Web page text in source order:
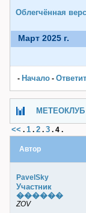
Облегчённая
Март 2025 г.
- Начало -
МЕТЕОКЛУБ
<< . 1 . 2 . 3 . 4 .
Автор
PavelSky
Участник
������
ZOV